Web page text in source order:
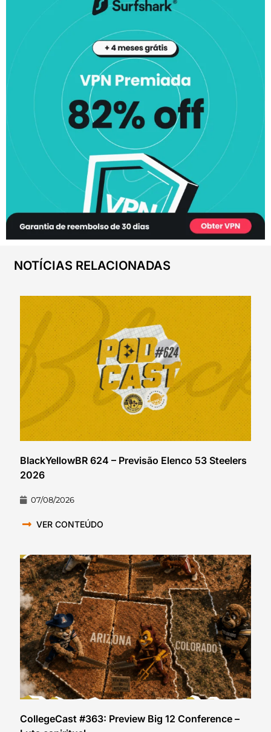
NOTÍCIAS RELACIONADAS
BlackYellowBR 624 – Previsão Elenco 53 Steelers
2026
07/08/2026
VER CONTEÚDO
CollegeCast #363: Preview Big 12 Conference –